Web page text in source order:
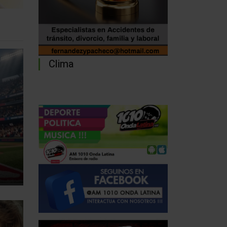
Clima